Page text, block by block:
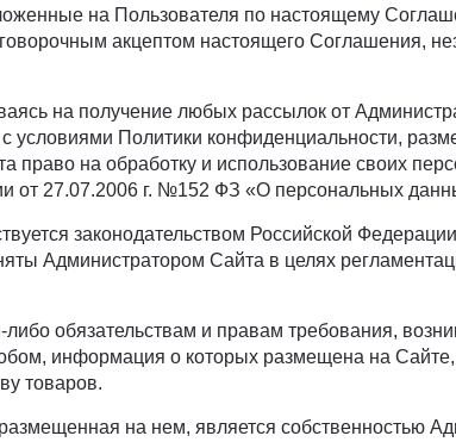
на Пользователя по настоящему
акцептом настоящего Соглашения,
на получение любых рассылок от
условиями Политики конфиденциальности,
право на обработку и использование своих
от 27.07.2006 г. №152 ФЗ «О персональных
законодательством Российской
Администратором Сайта в целях
обязательствам и правам требования,
информация о которых размещена на Сайте,
товаров.
на нем, является собственностью